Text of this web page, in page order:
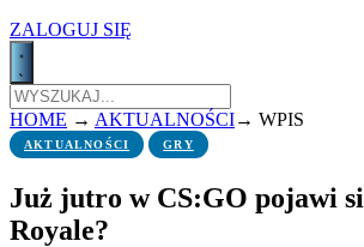
ZALOGUJ SIĘ
HOME → AKTUALNOŚCI→ WPIS
AKTUALNOŚCI GRY
Już jutro w CS:GO pojawi
Royale?